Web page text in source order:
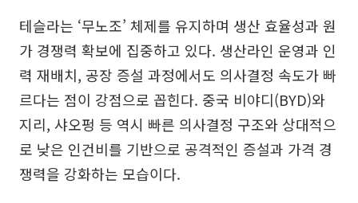
테슬라는 ‘무노조’ 체제를 유지하며 생산 효율성과 원
가 경쟁력 확보에 집중하고 있다. 생산라인 운영과 인
력 재배치, 공장 증설 과정에서도 의사결정 속도가 빠
르다는 점이 강점으로 꼽힌다. 중국 비야디(BYD)와
지리, 샤오펑 등 역시 빠른 의사결정 구조와 상대적으
로 낮은 인건비를 기반으로 공격적인 증설과 가격 경
쟁력을 강화하는 모습이다.